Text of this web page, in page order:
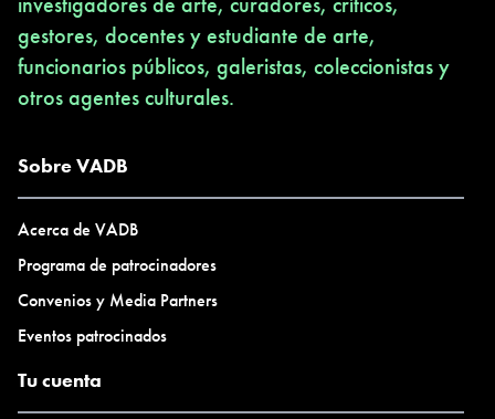
gestores, docentes y estudiante de arte,
funcionarios públicos, galeristas, coleccionistas y
otros agentes culturales.
Sobre VADB
Acerca de VADB
Programa de patrocinadores
Convenios y Media Partners
Eventos patrocinados
Tu cuenta